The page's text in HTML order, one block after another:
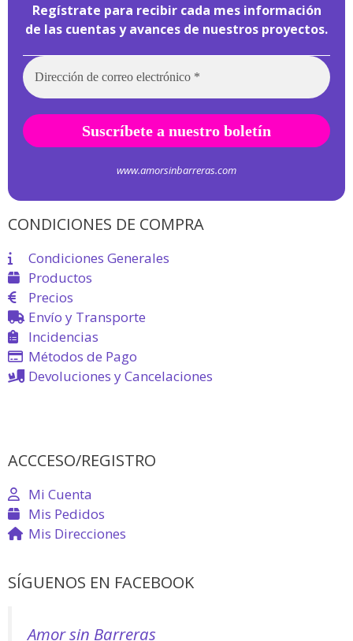
Regístrate para recibir cada mes información
de las cuentas y avances de nuestros proyectos.
www.amorsinbarreras.com
CONDICIONES DE COMPRA
Condiciones Generales
Productos
Precios
Envío y Transporte
Incidencias
Métodos de Pago
Devoluciones y Cancelaciones
ACCCESO/REGISTRO
Mi Cuenta
Mis Pedidos
Mis Direcciones
SÍGUENOS EN FACEBOOK
Amor sin Barreras